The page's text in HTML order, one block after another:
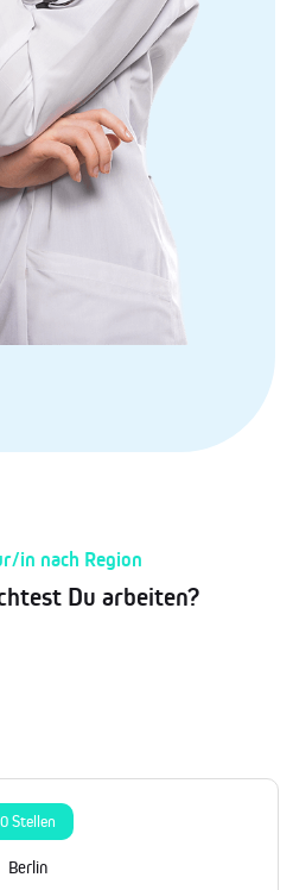
in nach Region
Du arbeiten?
0 Stellen
Berlin